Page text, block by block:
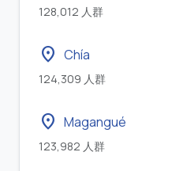
128,012 人群
location_on Chía
124,309 人群
location_on Magangué
123,982 人群